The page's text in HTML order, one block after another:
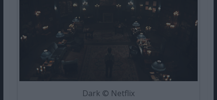
Dark © Netflix